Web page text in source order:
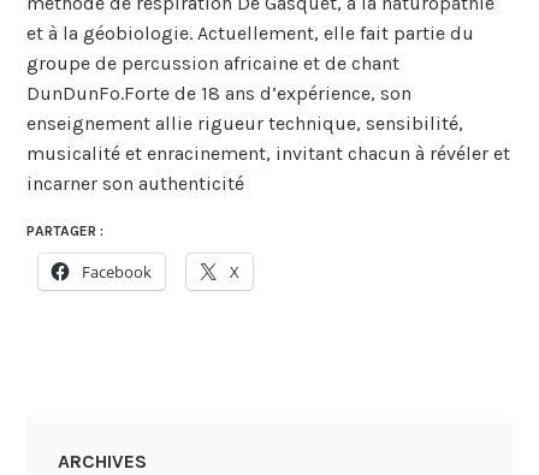
et à la géobiologie. Actuellement, elle fait partie du
groupe de percussion africaine et de chant
DunDunFo.Forte de 18 ans d’expérience, son
enseignement allie rigueur technique, sensibilité,
musicalité et enracinement, invitant chacun à révéler et
incarner son authenticité
PARTAGER :
Facebook X
ARCHIVES